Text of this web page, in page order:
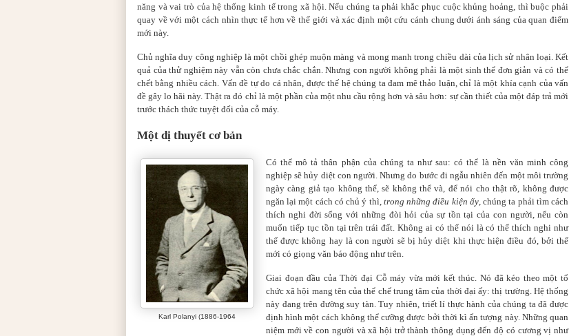
năng và vai trò của hệ thống kinh tế trong xã hội. Nếu chúng ta phải khắc phục cuộc khủng hoảng, thì buộc phải
quay về với một cách nhìn thực tế hơn về thế giới và xác định một cứu cánh chung dưới ánh sáng của quan điểm
mới này.
Chủ nghĩa duy công nghiệp là một chồi ghép muộn màng và mong manh trong chiều dài của lịch sử nhân loại. Kết
quả của thử nghiệm này vẫn còn chưa chắc chắn. Nhưng con người không phải là một sinh thể đơn giản và có thể
chết bằng nhiều cách. Vấn đề tự do cá nhân, được thế hệ chúng ta đam mê thảo luận, chỉ là một khía cạnh của vấn
đề gây lo hãi này. Thật ra đó chỉ là một phần của một nhu cầu rộng hơn và sâu hơn: sự cần thiết của một đáp trả mới
trước thách thức tuyệt đối của cỗ máy.
Một dị thuyết cơ bản
Karl Polanyi (1886-1964
Có thể mô tả thân phận của chúng ta như sau: có thể là nền văn minh công
nghiệp sẽ hủy diệt con người. Nhưng do bước đi ngẫu nhiên đến một môi trường
ngày càng giả tạo không thể, sẽ không thể và, để nói cho thật rõ, không được
ngăn lại một cách có chủ ý thì, trong những điều kiện ấy, chúng ta phải tìm cách
thích nghi đời sống với những đòi hỏi của sự tồn tại của con người, nếu còn
muốn tiếp tục tồn tại trên trái đất. Không ai có thể nói là có thể thích nghi như
thế được không hay là con người sẽ bị hủy diệt khi thực hiện điều đó, bởi thế
mới có giọng văn báo động như trên.
Giai đoạn đầu của Thời đại Cỗ máy vừa mới kết thúc. Nó đã kéo theo một tổ
chức xã hội mang tên của thể chế trung tâm của thời đại ấy: thị trường. Hệ thống
này đang trên đường suy tàn. Tuy nhiên, triết lí thực hành của chúng ta đã được
định hình một cách không thể cưỡng được bởi thời kì ấn tượng này. Những quan
niệm mới về con người và xã hội trở thành thông dụng đến độ có cương vị như